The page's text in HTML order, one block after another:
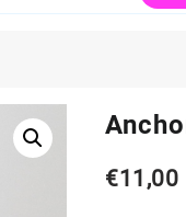
€11,00